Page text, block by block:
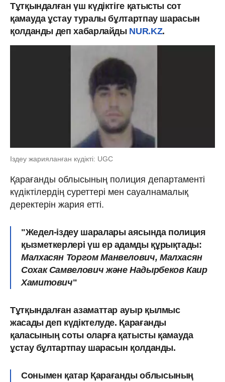
Тұтқындалған үш күдіктіге қатысты сот
қамауда ұстау туралы бұлтартпау шарасын
қолданды деп хабарлайды NUR.KZ.
Іздеу жарияланған күдікті: UGC
Қарағанды облысының полиция департаменті
күдіктілердің суреттері мен сауалнамалық
деректерін жария етті.
"Жедел-іздеу шаралары аясында полиция
қызметкерлері үш ер адамды құрықтады:
Малхасян Торгом Манвелович, Малхасян
Сохак Самвелович және Надырбеков Каир
Хамитович"
Тұтқындалған азаматтар ауыр қылмыс
жасады деп күдіктелуде. Қарағанды
қаласының соты оларға қатысты қамауда
ұстау бұлтартпау шарасын қолданды.
Сонымен қатар Қарағанды облысының